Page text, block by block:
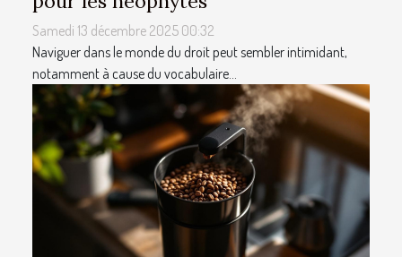
Samedi 13 décembre 2025 00:32
Naviguer dans le monde du droit peut sembler intimidant,
notamment à cause du vocabulaire...